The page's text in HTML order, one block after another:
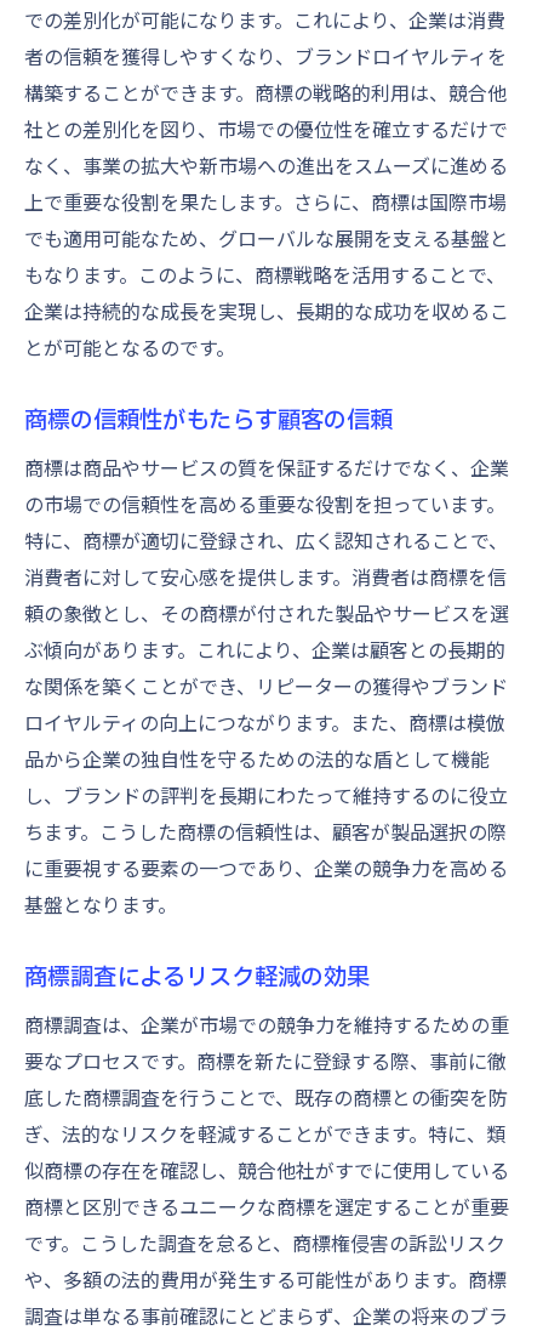
での差別化が可能になります。これにより、企業は消費
者の信頼を獲得しやすくなり、ブランドロイヤルティを
構築することができます。商標の戦略的利用は、競合他
社との差別化を図り、市場での優位性を確立するだけで
なく、事業の拡大や新市場への進出をスムーズに進める
上で重要な役割を果たします。さらに、商標は国際市場
でも適用可能なため、グローバルな展開を支える基盤と
もなります。このように、商標戦略を活用することで、
企業は持続的な成長を実現し、長期的な成功を収めるこ
とが可能となるのです。
商標の信頼性がもたらす顧客の信頼
商標は商品やサービスの質を保証するだけでなく、企業
の市場での信頼性を高める重要な役割を担っています。
特に、商標が適切に登録され、広く認知されることで、
消費者に対して安心感を提供します。消費者は商標を信
頼の象徴とし、その商標が付された製品やサービスを選
ぶ傾向があります。これにより、企業は顧客との長期的
な関係を築くことができ、リピーターの獲得やブランド
ロイヤルティの向上につながります。また、商標は模倣
品から企業の独自性を守るための法的な盾として機能
し、ブランドの評判を長期にわたって維持するのに役立
ちます。こうした商標の信頼性は、顧客が製品選択の際
に重要視する要素の一つであり、企業の競争力を高める
基盤となります。
商標調査によるリスク軽減の効果
商標調査は、企業が市場での競争力を維持するための重
要なプロセスです。商標を新たに登録する際、事前に徹
底した商標調査を行うことで、既存の商標との衝突を防
ぎ、法的なリスクを軽減することができます。特に、類
似商標の存在を確認し、競合他社がすでに使用している
商標と区別できるユニークな商標を選定することが重要
です。こうした調査を怠ると、商標権侵害の訴訟リスク
や、多額の法的費用が発生する可能性があります。商標
調査は単なる事前確認にとどまらず、企業の将来のブラ